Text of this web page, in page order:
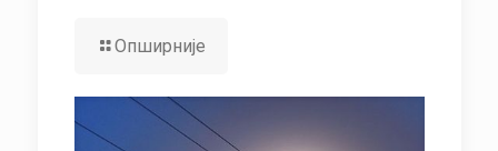
Опширније